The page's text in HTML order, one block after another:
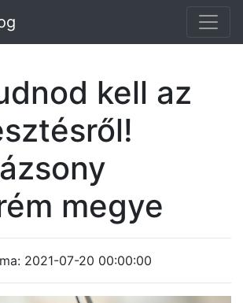
kell az
megye
2021-07-20 00:00:00